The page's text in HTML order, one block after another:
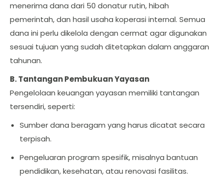
menerima dana dari 50 donatur rutin, hibah
pemerintah, dan hasil usaha koperasi internal. Semua
dana ini perlu dikelola dengan cermat agar digunakan
sesuai tujuan yang sudah ditetapkan dalam anggaran
tahunan.
B. Tantangan Pembukuan Yayasan
Pengelolaan keuangan yayasan memiliki tantangan
tersendiri, seperti:
Sumber dana beragam yang harus dicatat secara
terpisah.
Pengeluaran program spesifik, misalnya bantuan
pendidikan, kesehatan, atau renovasi fasilitas.